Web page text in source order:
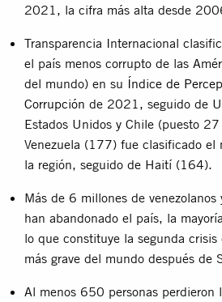
2021, la cifra más alta desde
Transparencia Internacional
el país menos corrupto de las
del mundo) en su Índice de
Corrupción de 2021, seguido de
Estados Unidos y Chile (puesto
Venezuela (177) fue clasificado el
la región, seguido de Haití (164).
Más de 6 millones de venezolanos
han abandonado el país, la
lo que constituye la segunda crisis
más grave del mundo después de
Al menos 650 personas perdieron